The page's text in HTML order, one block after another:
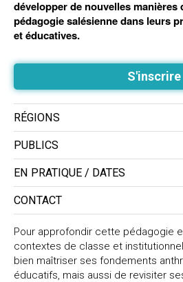
développer de nouvelles
pédagogie salésienne dans leurs
et éducatives.
S'inscrire
RÉGIONS
Toutes régions
PUBLICS
Enseignants primaire et secondaire
d'établissement, documentalistes,
personnel administratif
Session accessible aux personnes à
personne présentant d'autres formes de
Merci de prendre contact avec le Service
EN PRATIQUE / DATES
FS1 – Mercredi 20, Jeudi 21 et Vendredi
Jean Bosco à Lyon 5e
Jean Bosco à Lyon 5e
(Suite sur l'année scolaire 2024-2025)
CONTACT
Emmanuel BESNARD
Tél : 04-72-57-18-64
Nous écrire :
Pour approfondir cette pédagogie
contextes de classe et
bien maîtriser ses fondements
éducatifs, mais aussi de revisiter